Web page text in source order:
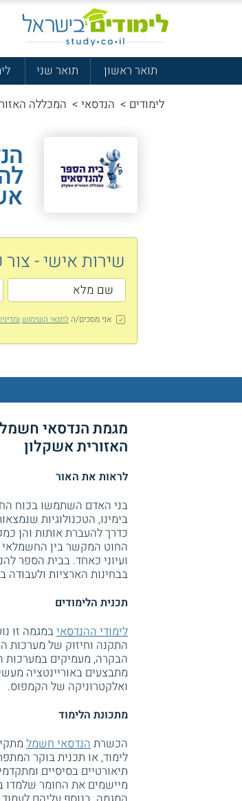
תואר ראשון תואר שני
לימודים > הנדסאי > המכללה
שירות אישי -
אני מסכים/הלתנאי השימוש
מגמת הנדסאי
האזורית אשקלון
לראות את האור
בני האדם השתמשו בכוח
בימינו, הטכנולוגיות
כדרך להעברת אותות והן
החוט המקשר בין
ועיוני כאחד. בבית הספר
בבחינות הארציות ולעבודה
תכנית הלימודים
לימודי ההנדסאיבמגמה זו
התקנה וחיזוק של מערכות
הבקרה, מעמיקים במערכות
מתבצעים באוריינטציה
ואלקטרוניקה של הקמפוס.
מתכונת הלימוד
הכשרתהנדסאי חשמל
לימוד, או תכנית בוקר
תיאורטיים בסיסיים
מיישמים את החומר שלמדו